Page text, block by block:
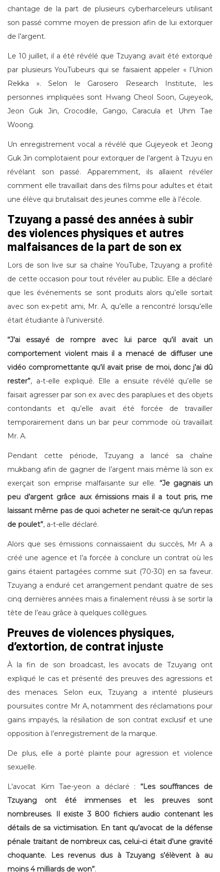
chantage de la part de plusieurs cyberharceleurs utilisant
son passé comme moyen de pression afin de lui extorquer
de l’argent.
Le 10 juillet, il a été révélé que Tzuyang avait été extorqué
par plusieurs YouTubeurs qui se faisaient appeler « l’Union
Rekka ». Selon le Garosero Research Institute, les
personnes impliquées sont Hwang Cheol Soon, Gujeyeok,
Jeon Guk Jin, Crocodile, Gango, Caracula et Uhm Tae
Woong.
Un enregistrement vocal a révélé que Gujeyeok et Jeong
Guk Jin complotaient pour extorquer de l’argent à Tzuyu en
révélant son passé. Apparemment, ils allaient révéler
comment elle travaillait dans des films pour adultes et était
une élève qui brutalisait des jeunes comme elle à l’école.
Tzuyang a passé des années à subir
des violences physiques et autres
malfaisances de la part de son ex
Lors de son live sur sa chaîne YouTube, Tzuyang a profité
de cette occasion pour tout révéler au public. Elle a déclaré
que les événements se sont produits alors qu’elle sortait
avec son ex-petit ami, Mr. A, qu’elle a rencontré lorsqu’elle
était étudiante à l’université.
“J’ai essayé de rompre avec lui parce qu’il avait un
comportement violent mais il a menacé de diffuser une
vidéo compromettante qu’il avait prise de moi, donc j’ai dû
rester”, a-t-elle expliqué. Elle a ensuite révélé qu’elle se
faisait agresser par son ex avec des parapluies et des objets
contondants et qu’elle avait été forcée de travailler
temporairement dans un bar peur commode où travaillait
Mr. A.
Pendant cette période, Tzuyang a lancé sa chaîne
mukbang afin de gagner de l’argent mais même là son ex
exerçait son emprise malfaisante sur elle. “Je gagnais un
peu d’argent grâce aux émissions mais il a tout pris, me
laissant même pas de quoi acheter ne serait-ce qu’un repas
de poulet”, a-t-elle déclaré.
Alors que ses émissions connaissaient du succès, Mr A a
créé une agence et l’a forcée à conclure un contrat où les
gains étaient partagées comme suit (70-30) en sa faveur.
Tzuyang a enduré cet arrangement pendant quatre de ses
cinq dernières années mais a finalement réussi à se sortir la
tête de l’eau grâce à quelques collègues.
Preuves de violences physiques,
d’extortion, de contrat injuste
À la fin de son broadcast, les avocats de Tzuyang ont
expliqué le cas et présenté des preuves des agressions et
des menaces. Selon eux, Tzuyang a intenté plusieurs
poursuites contre Mr A, notamment des réclamations pour
gains impayés, la résiliation de son contrat exclusif et une
opposition à l’enregistrement de la marque.
De plus, elle a porté plainte pour agression et violence
sexuelle.
L’avocat Kim Tae-yeon a déclaré : “Les souffrances de
Tzuyang ont été immenses et les preuves sont
nombreuses. Il existe 3 800 fichiers audio contenant les
détails de sa victimisation. En tant qu’avocat de la défense
pénale traitant de nombreux cas, celui-ci était d’une gravité
choquante. Les revenus dus à Tzuyang s’élèvent à au
moins 4 milliards de won”.